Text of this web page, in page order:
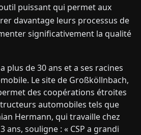
puissant qui permet aux
davantage leurs processus de
significativement la qualité
plus de 30 ans et a ses racines
Le site de Großköllnbach,
des coopérations étroites
automobiles tels que
Hermann, qui travaille chez
ans, souligne : « CSP a grandi